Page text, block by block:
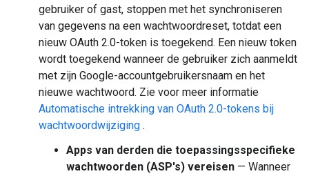
gebruiker of gast, stoppen met het synchroniseren
van gegevens na een wachtwoordreset, totdat een
nieuw OAuth 2.0-token is toegekend. Een nieuw token
wordt toegekend wanneer de gebruiker zich aanmeldt
met zijn Google-accountgebruikersnaam en het
nieuwe wachtwoord. Zie voor meer informatie
Automatische intrekking van OAuth 2.0-tokens bij
wachtwoordwijziging .
Apps van derden die toepassingsspecifieke
wachtwoorden (ASP's) vereisen — Wanneer